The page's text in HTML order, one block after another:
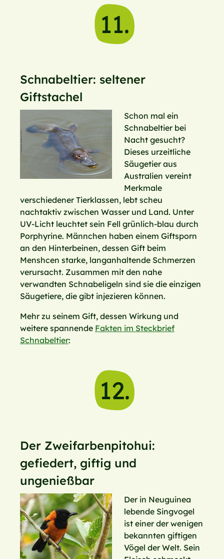
11.
Schnabeltier: seltener
Giftstachel
Schon mal ein
Schnabeltier bei
Nacht gesucht?
Dieses urzeitliche
Säugetier aus
Australien vereint
Merkmale
verschiedener Tierklassen, lebt scheu
nachtaktiv zwischen Wasser und Land. Unter
UV-Licht leuchtet sein Fell grünlich-blau durch
Porphyrine. Männchen haben einem Giftsporn
an den Hinterbeinen, dessen Gift beim
Menshcen starke, langanhaltende Schmerzen
verursacht. Zusammen mit den nahe
verwandten Schnabeligeln sind sie die einzigen
Säugetiere, die gibt injezieren können.
Mehr zu seinem Gift, dessen Wirkung und
weitere spannende Fakten im Steckbrief
Schnabeltier:
12.
Der Zweifarbenpitohui:
gefiedert, giftig und
ungenießbar
Der in Neuguinea
lebende Singvogel
ist einer der wenigen
bekannten giftigen
Vögel der Welt. Sein